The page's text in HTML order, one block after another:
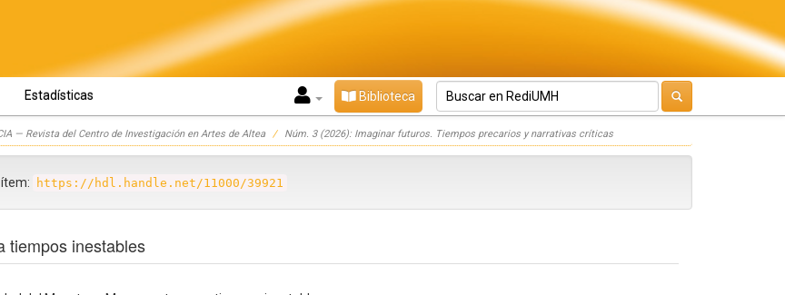
Estadísticas Biblioteca
— Revista del Centro de Investigación en Artes de Altea Núm. 3 (2026): Imaginar futuros. Tiempos precarios y narrativas críticas
https://hdl.handle.net/11000/39921
tiempos inestables